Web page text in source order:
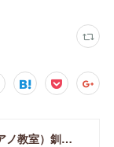
チェリーピアノ（松崎楓ピアノ教室）釧路市のピアノ教室